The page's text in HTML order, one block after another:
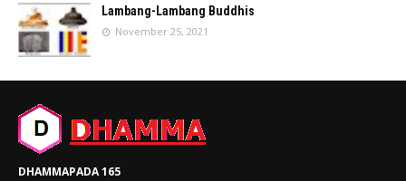
Lambang-Lambang Buddhis
November 25, 2021
DHAMMAPADA 165